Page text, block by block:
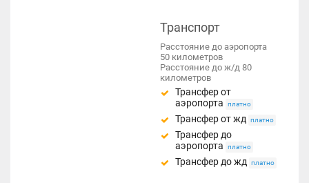
Транспорт
Расстояние до аэропорта
50 километров
Расстояние до ж/д 80
километров
Трансфер от
аэропорта
платно
Трансфер от жд платно
Трансфер до
аэропорта
платно
Трансфер до жд платно